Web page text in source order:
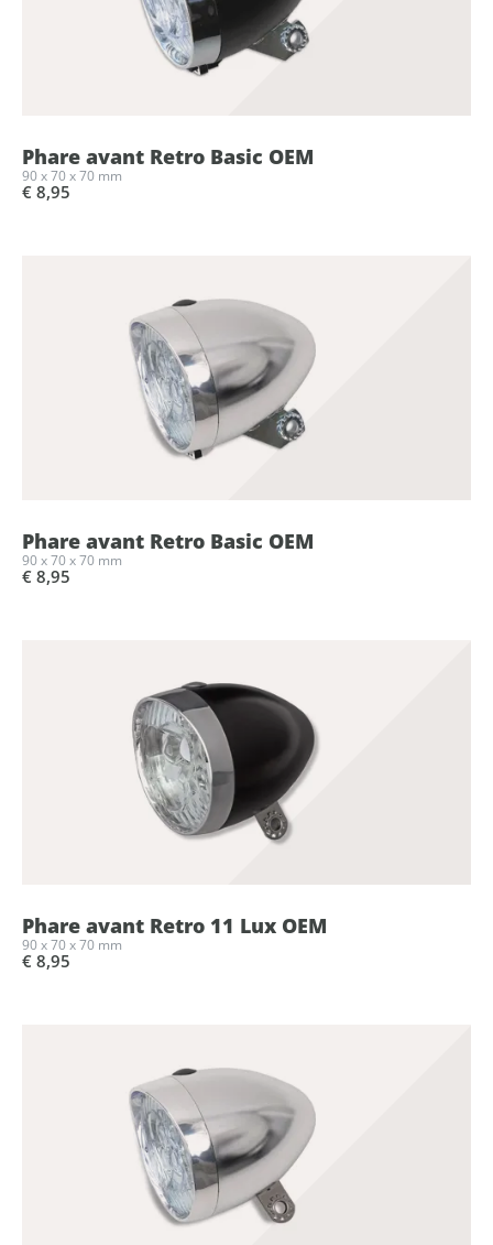
Phare avant Retro Basic OEM
90 x 70 x 70 mm
€ 8,95
Phare avant Retro Basic OEM
90 x 70 x 70 mm
€ 8,95
Phare avant Retro 11 Lux OEM
90 x 70 x 70 mm
€ 8,95